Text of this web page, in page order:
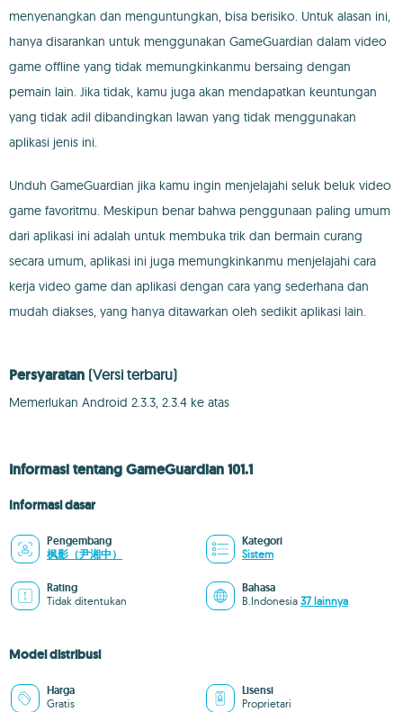
menyenangkan dan menguntungkan, bisa berisiko. Untuk alasan ini,
hanya disarankan untuk menggunakan GameGuardian dalam video
game offline yang tidak memungkinkanmu bersaing dengan
pemain lain. Jika tidak, kamu juga akan mendapatkan keuntungan
yang tidak adil dibandingkan lawan yang tidak menggunakan
aplikasi jenis ini.
Unduh GameGuardian jika kamu ingin menjelajahi seluk beluk video
game favoritmu. Meskipun benar bahwa penggunaan paling umum
dari aplikasi ini adalah untuk membuka trik dan bermain curang
secara umum, aplikasi ini juga memungkinkanmu menjelajahi cara
kerja video game dan aplikasi dengan cara yang sederhana dan
mudah diakses, yang hanya ditawarkan oleh sedikit aplikasi lain.
Persyaratan (Versi terbaru)
Memerlukan Android 2.3.3, 2.3.4 ke atas
Informasi tentang GameGuardian 101.1
Informasi dasar
Pengembang
枫影（尹湘中）
Kategori
Sistem
Rating
Tidak ditentukan
Bahasa
B.Indonesia 37 lainnya
Model distribusi
Harga
Gratis
Lisensi
Proprietari